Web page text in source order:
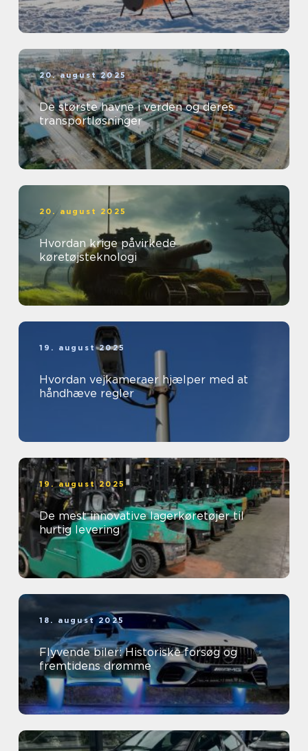
20. august 2025
De største havne i verden og deres
transportløsninger
20. august 2025
Hvordan krige påvirkede
køretøjsteknologi
19. august 2025
Hvordan vejkameraer hjælper med at
håndhæve regler
19. august 2025
De mest innovative lagerkøretøjer til
hurtig levering
18. august 2025
Flyvende biler: Historiske forsøg og
fremtidens drømme